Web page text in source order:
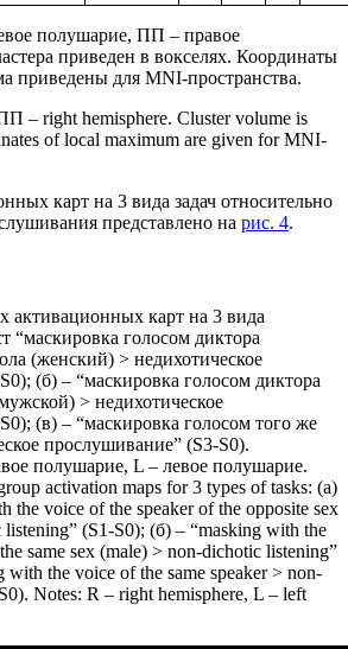
полушарие, ПП – правое
приведен в вокселях. Координаты
приведены для MNI-пространства.
– right hemisphere. Cluster volume is
of local maximum are given for MNI-
карт на 3 вида задач относительно
представлено на рис. 4.
активационных карт на 3 вида
“маскировка голосом диктора
(женский) > недихотическое
(б) – “маскировка голосом диктора
> недихотическое
(в) – “маскировка голосом того же
прослушивание” (S3-S0).
полушарие, L – левое полушарие.
activation maps for 3 types of tasks: (a)
the voice of the speaker of the opposite sex
(S1-S0); (б) – “masking with the
same sex (male) > non-dichotic listening”
with the voice of the same speaker > non-
Notes: R – right hemisphere, L – left